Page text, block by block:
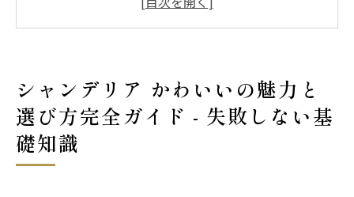
通販で買うシャンデリア かわいいの賢い選び
会社概要
シャンデリア かわいいの魅力と
選び方完全ガイド - 失敗しない基
礎知識